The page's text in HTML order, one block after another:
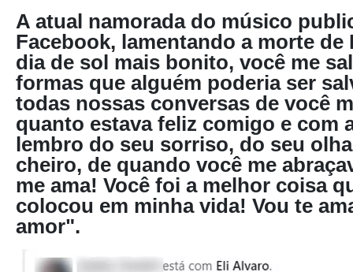
A atual namorada do músico
Facebook, lamentando a morte de
dia de sol mais bonito, você me
formas que alguém poderia ser
todas nossas conversas de você
quanto estava feliz comigo e com
lembro do seu sorriso, do seu
cheiro, de quando você me
me ama! Você foi a melhor coisa
colocou em minha vida! Vou te
amor".